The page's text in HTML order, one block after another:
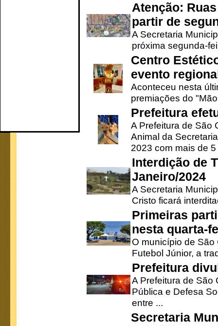
Atenção:
partir de
A Secretaria
próxima segunda-
Centro
evento
Aconteceu nesta
premiações do
Prefeitura
A Prefeitura de São
Animal da
2023 com mais de 5
Interdição de
Janeiro/2024
A Secretaria
Cristo ficará
Primeiras
nesta quarta-
O município de
Futebol Júnior, a
Prefeitura
A Prefeitura de São
Pública e Defesa
entre ...
Secretaria